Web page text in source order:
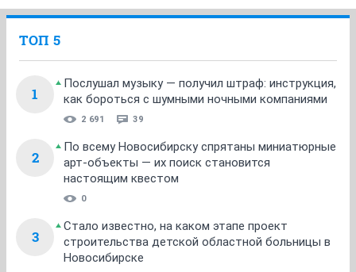
ТОП 5
1
Послушал музыку — получил штраф: инструкция,
как бороться с шумными ночными компаниями
2 691 39
2
По всему Новосибирску спрятаны миниатюрные
арт-объекты — их поиск становится
настоящим квестом
0
3
Стало известно, на каком этапе проект
строительства детской областной больницы в
Новосибирске